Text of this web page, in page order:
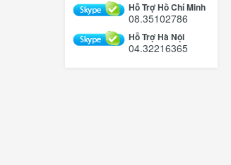
Hỗ Trợ Hồ Chí Minh
08.35102786
Hỗ Trợ Hà Nội
04.32216365